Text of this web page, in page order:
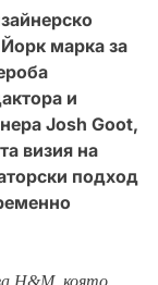
марка за
и
Josh Goot,
визия на
подход
H&M, която